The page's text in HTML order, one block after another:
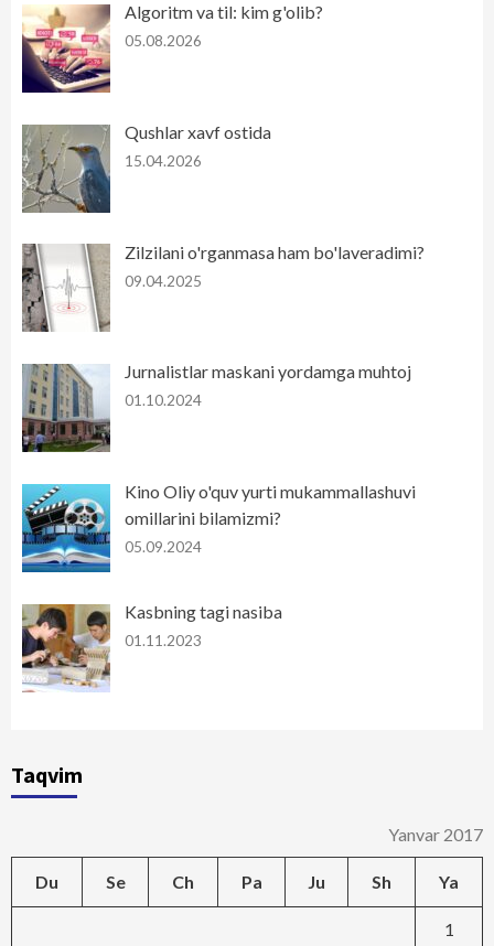
Algoritm va til: kim g'olib?
05.08.2026
Qushlar xavf ostida
15.04.2026
Zilzilani o'rganmasa ham bo'laveradimi?
09.04.2025
Jurnalistlar maskani yordamga muhtoj
01.10.2024
Kino Oliy o'quv yurti mukammallashuvi
omillarini bilamizmi?
05.09.2024
Kasbning tagi nasiba
01.11.2023
Taqvim
Yanvar 2017
Du Se Ch Pa Ju Sh Ya
1